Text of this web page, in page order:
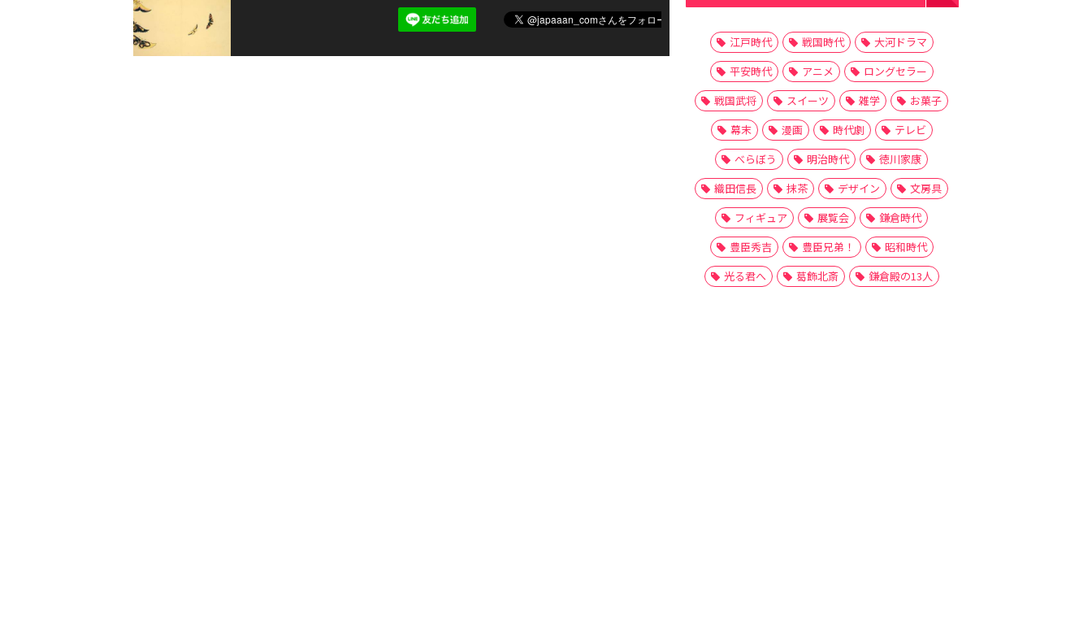
江戸時代 戦国時代
大河ドラマ
平安時代
アニメ
ロングセラー
戦国武将
スイーツ 雑学
お菓子
幕末
漫画 時代劇
テレビ
べらぼう
明治時代
徳川家康
織田信長
抹茶 デザイン
文房具
フィギュア
展覧会
鎌倉時代
豊臣秀吉
豊臣兄弟！
昭和時代
光る君へ
葛飾北斎 鎌倉殿の13人